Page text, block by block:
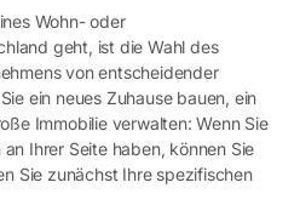
Wohn- oder
geht, ist die Wahl des
von entscheidender
ein neues Zuhause bauen, ein
Immobilie verwalten: Wenn Sie
Ihrer Seite haben, können Sie
Sie zunächst Ihre spezifischen